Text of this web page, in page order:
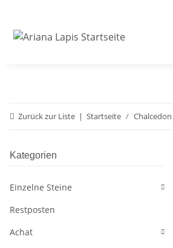
Zurück zur Liste Startseite Chalcedon
Kategorien
Einzelne Steine
Restposten
Achat